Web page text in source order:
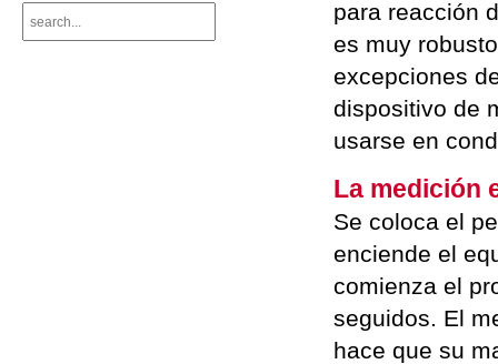
para reacción
es muy
excepciones
dispositivo de
usarse en
La medición
Se coloca el
enciende el
comienza el
seguidos. El
hace que su